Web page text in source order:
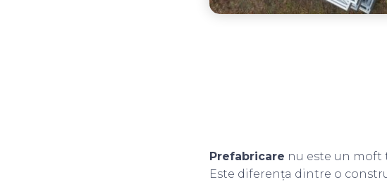
Prefabricare nu este un
Este diferența dintre o